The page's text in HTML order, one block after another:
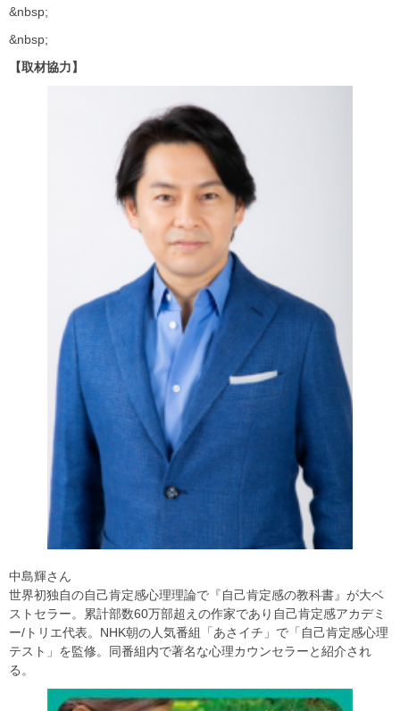
&nbsp;
&nbsp;
【取材協力】
中島輝さん
世界初独自の自己肯定感心理理論で『自己肯定感の教科書』が大ベ
ストセラー。累計部数60万部超えの作家であり自己肯定感アカデミ
ー/トリエ代表。NHK朝の人気番組「あさイチ」で「自己肯定感心理
テスト」を監修。同番組内で著名な心理カウンセラーと紹介され
る。